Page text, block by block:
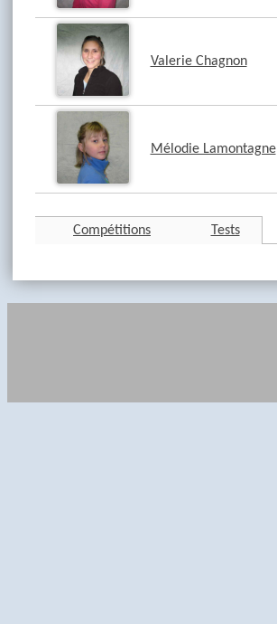
Valerie Chagnon
Mélodie Lamontagne
Compétitions Tests